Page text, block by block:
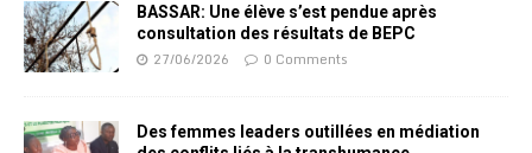
BASSAR: Une élève s’est pendue après
consultation des résultats de BEPC
27/06/2026 0 Comments
Des femmes leaders outillées en médiation